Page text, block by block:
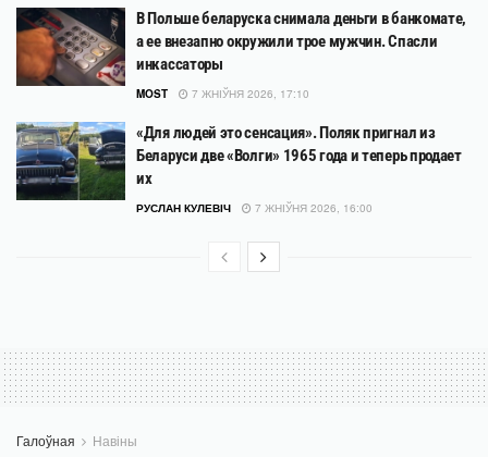
В Польше беларуска снимала деньги в банкомате,
а ее внезапно окружили трое мужчин. Спасли
инкассаторы
MOST 7 ЖНІЎНЯ 2026, 17:10
«Для людей это сенсация». Поляк пригнал из
Беларуси две «Волги» 1965 года и теперь продает
их
РУСЛАН КУЛЕВІЧ 7 ЖНІЎНЯ 2026, 16:00
Галоўная Навіны